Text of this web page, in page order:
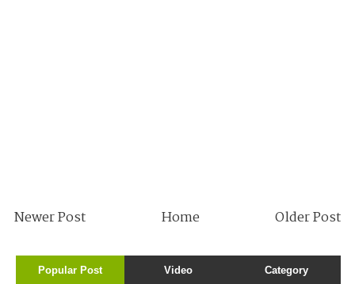
Newer Post Older Post
Home
Popular Post Video Category